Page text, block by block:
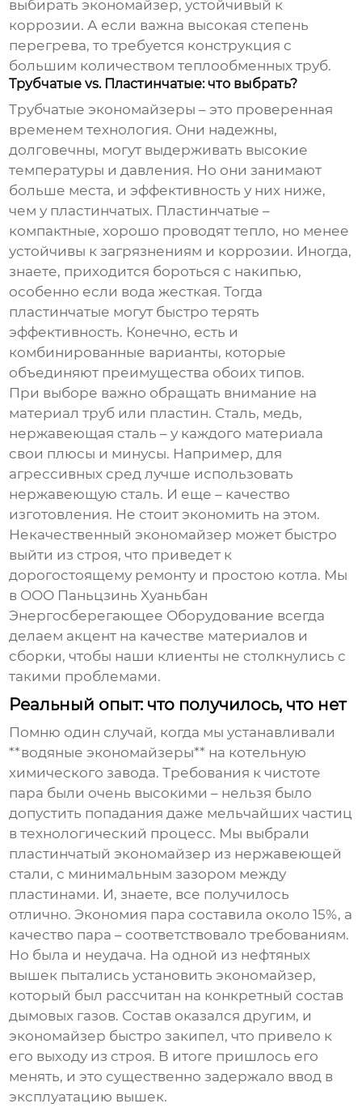
выбирать экономайзер, устойчивый к
коррозии. А если важна высокая степень
перегрева, то требуется конструкция с
большим количеством теплообменных труб.
Трубчатые vs. Пластинчатые: что выбрать?
Трубчатые экономайзеры – это проверенная
временем технология. Они надежны,
долговечны, могут выдерживать высокие
температуры и давления. Но они занимают
больше места, и эффективность у них ниже,
чем у пластинчатых. Пластинчатые –
компактные, хорошо проводят тепло, но менее
устойчивы к загрязнениям и коррозии. Иногда,
знаете, приходится бороться с накипью,
особенно если вода жесткая. Тогда
пластинчатые могут быстро терять
эффективность. Конечно, есть и
комбинированные варианты, которые
объединяют преимущества обоих типов.
При выборе важно обращать внимание на
материал труб или пластин. Сталь, медь,
нержавеющая сталь – у каждого материала
свои плюсы и минусы. Например, для
агрессивных сред лучше использовать
нержавеющую сталь. И еще – качество
изготовления. Не стоит экономить на этом.
Некачественный экономайзер может быстро
выйти из строя, что приведет к
дорогостоящему ремонту и простою котла. Мы
в ООО Паньцзинь Хуаньбан
Энергосберегающее Оборудование всегда
делаем акцент на качестве материалов и
сборки, чтобы наши клиенты не столкнулись с
такими проблемами.
Реальный опыт: что получилось, что нет
Помню один случай, когда мы устанавливали
**водяные экономайзеры** на котельную
химического завода. Требования к чистоте
пара были очень высокими – нельзя было
допустить попадания даже мельчайших частиц
в технологический процесс. Мы выбрали
пластинчатый экономайзер из нержавеющей
стали, с минимальным зазором между
пластинами. И, знаете, все получилось
отлично. Экономия пара составила около 15%, а
качество пара – соответствовало требованиям.
Но была и неудача. На одной из нефтяных
вышек пытались установить экономайзер,
который был рассчитан на конкретный состав
дымовых газов. Состав оказался другим, и
экономайзер быстро закипел, что привело к
его выходу из строя. В итоге пришлось его
менять, и это существенно задержало ввод в
эксплуатацию вышек.